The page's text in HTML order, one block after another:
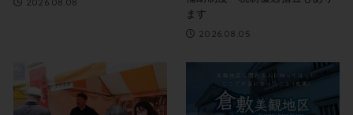
ます
2026.08.05